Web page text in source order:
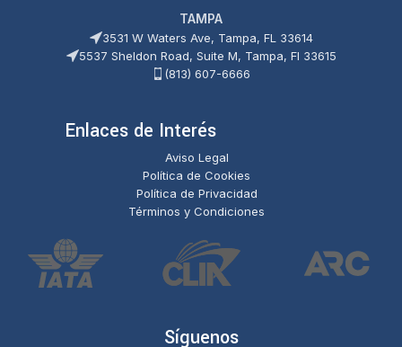
TAMPA
3531 W Waters Ave, Tampa, FL 33614
5537 Sheldon Road, Suite M, Tampa, Fl 33615
(813) 607-6666
Enlaces de Interés
Aviso Legal
Política de Cookies
Política de Privacidad
Términos y Condiciones
Síguenos